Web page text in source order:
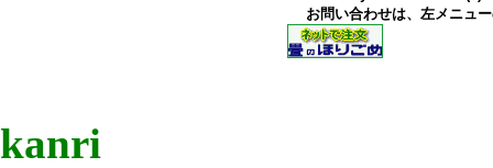
お問い合わせは、左メニュー
kanri